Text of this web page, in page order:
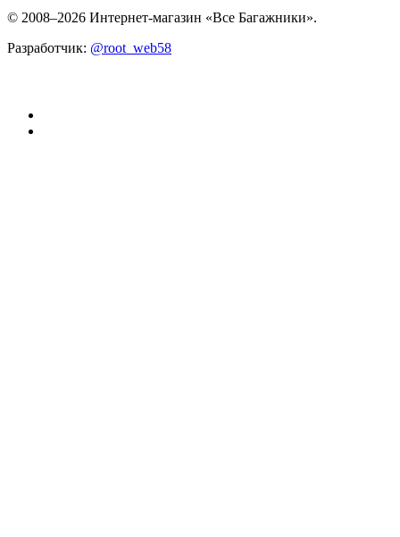
© 2008–2026 Интернет-магазин «Все Багажники».
Разработчик: @root_web58